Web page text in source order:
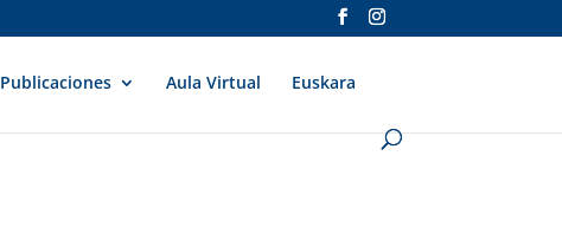
Publicaciones Aula Virtual Euskara